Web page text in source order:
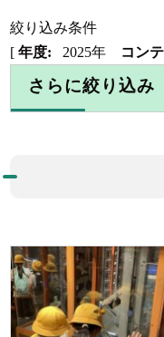
絞り込み条件
[年度: 2025年 コン
さらに絞り込み